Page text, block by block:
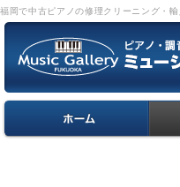
福岡で中古ピアノの修理クリーニング・